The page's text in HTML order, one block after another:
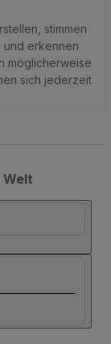
stimmen
und erkennen
möglicherweise
sich jederzeit
Welt